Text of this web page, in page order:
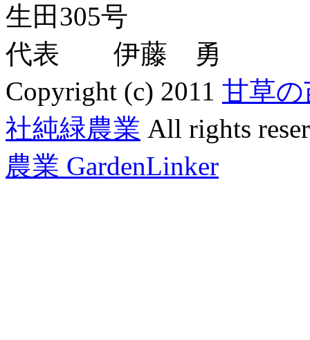
生田305号
代表 伊藤 勇
Copyright (c) 2011 甘草
社純緑農業 All rights
農業 GardenLinker